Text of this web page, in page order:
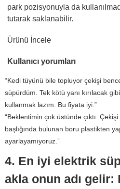
park pozisyonuyla da
tutarak saklanabilir.
Ürünü İncele
Kullanıcı yorumları
“Kedi tüyünü bile topluyor çekişi
süpürdüm. Tek kötü yanı kırılacak
kullanmak lazım. Bu fiyata iyi.”
“Beklentimin çok üstünde çıktı.
başlığında bulunan boru plastikten
ayarlayamıyoruz.”
4. En iyi elektrik
akla onun adı gelir: